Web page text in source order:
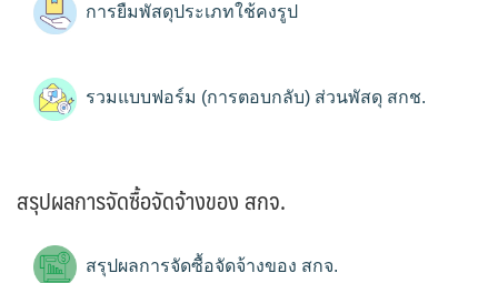
การยืมพัสดุประเภทใช้คงรูป
รวมแบบฟอร์ม (การตอบกลับ) ส่วนพัสดุ สกช.
สรุปผลการจัดซื้อจัดจ้างของ สกจ.
สรุปผลการจัดซื้อจัดจ้างของ สกจ.